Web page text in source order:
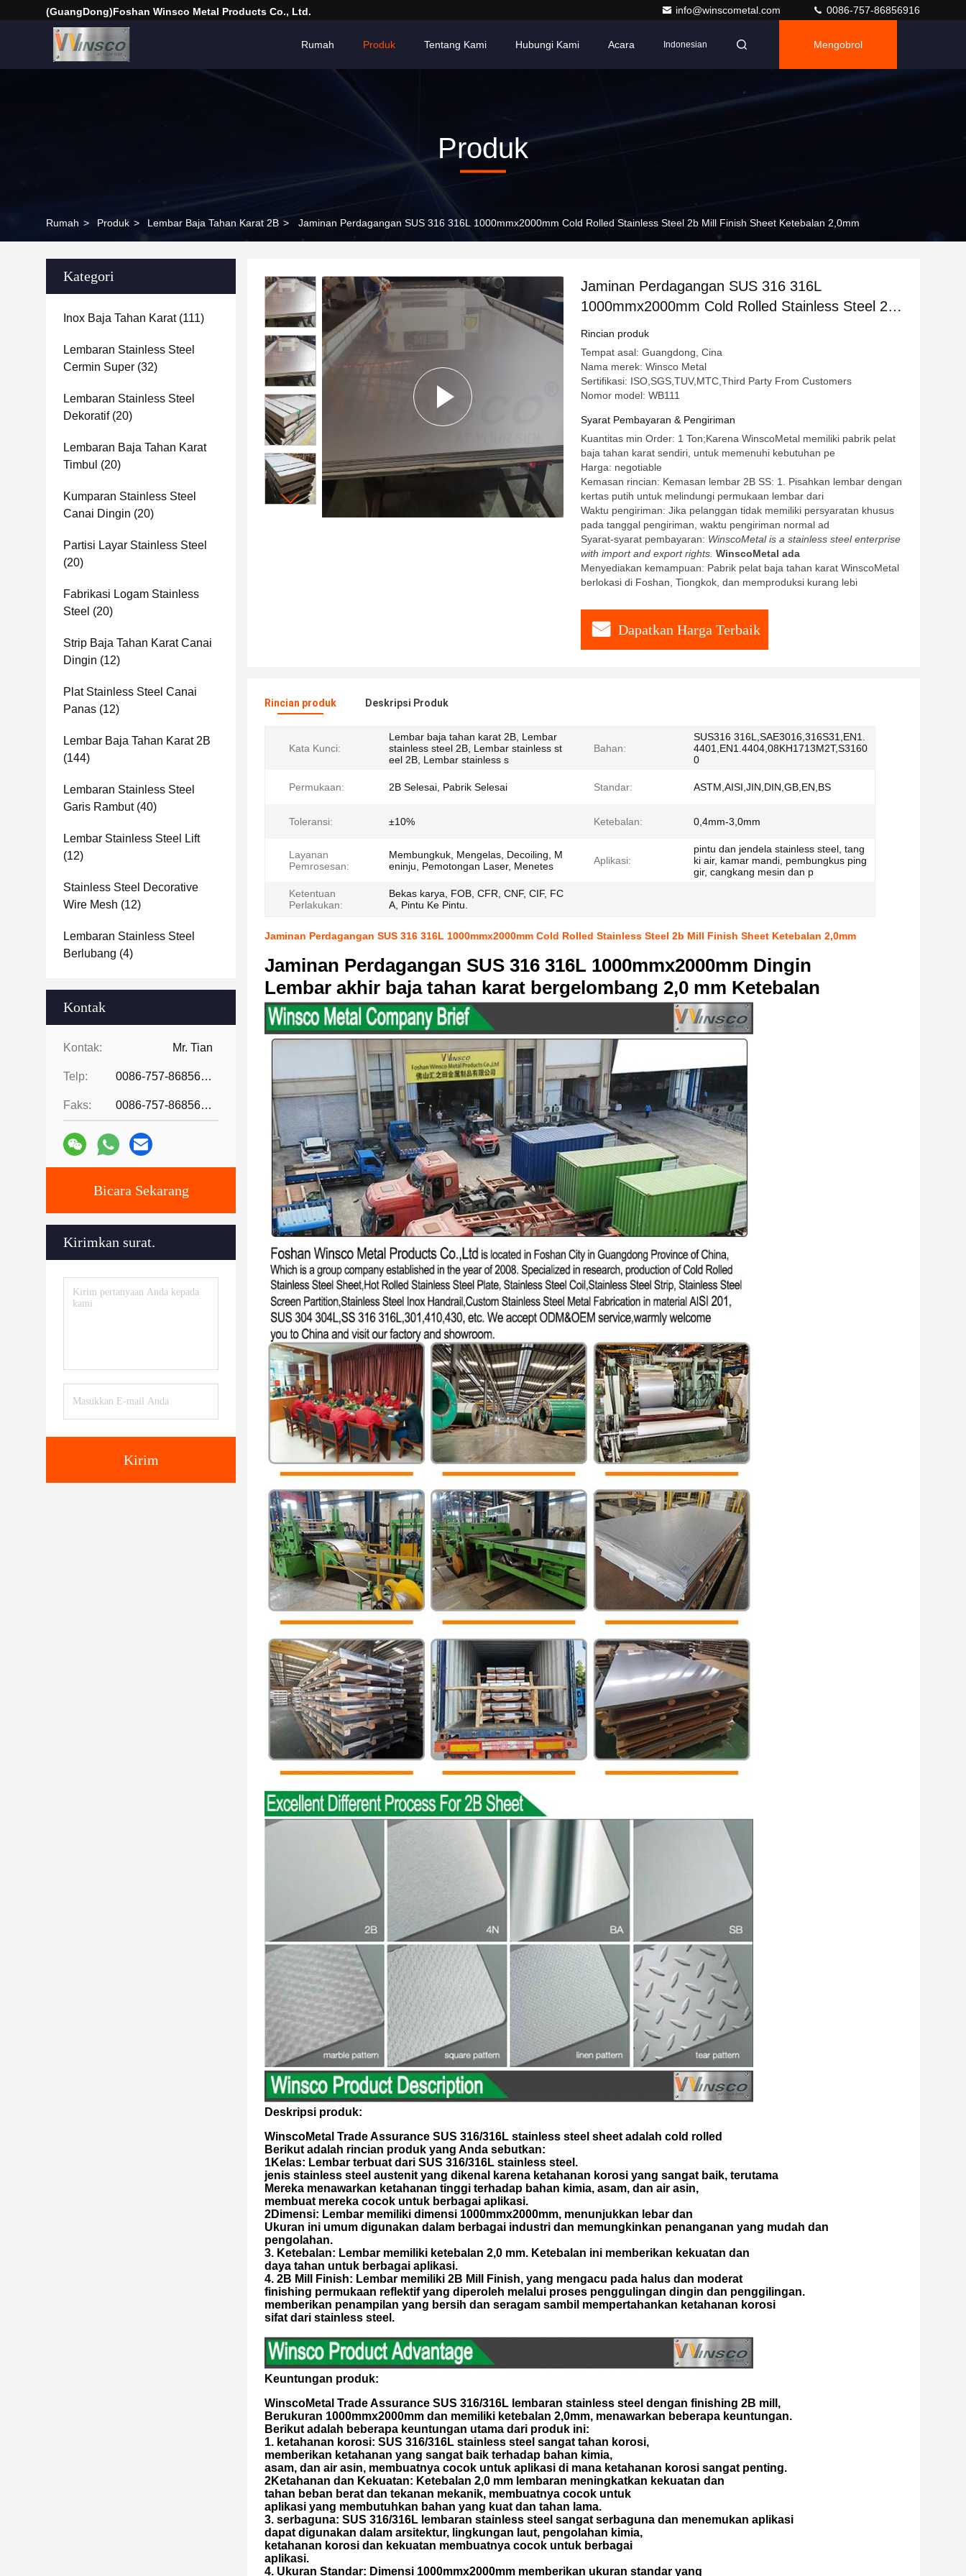
(GuangDong)Foshan Winsco Metal Products Co., Ltd. info@winscometal.com 0086-757-86856916
Rumah Produk Tentang Kami Hubungi Kami Acara Indonesian Mengobrol
Produk
Rumah > Produk > Lembar Baja Tahan Karat 2B > Jaminan Perdagangan SUS 316 316L 1000mmx2000mm Cold Rolled Stainless Steel 2b Mill Finish Sheet Ketebalan 2,0mm
Kategori
Inox Baja Tahan Karat(111)
Lembaran Stainless Steel
Cermin Super (32)
Lembaran Stainless Steel
Dekoratif(20)
Lembaran Baja Tahan Karat
Timbul (20)
Kumparan Stainless Steel
Canai Dingin (20)
Partisi Layar Stainless Steel
(20)
Fabrikasi Logam Stainless
Steel (20)
Strip Baja Tahan Karat Canai
Dingin (12)
Plat Stainless Steel Canai
Panas (12)
Lembar Baja Tahan Karat 2B
(144)
Lembaran Stainless Steel
Garis Rambut(40)
Lembar Stainless Steel Lift
(12)
Stainless Steel Decorative
Wire Mesh (12)
Lembaran Stainless Steel
Berlubang (4)
Kontak
Kontak: Mr. Tian
Telp: 0086-757-86856916
Faks: 0086-757-86856916
Bicara Sekarang
Kirimkan surat.
Kirim
Jaminan Perdagangan SUS 316 316L
1000mmx2000mm Cold Rolled Stainless Steel 2b
Mill Finish Sheet Ketebalan 2,0mm
Rincian produk
Tempat asal: Guangdong, Cina
Nama merek: Winsco Metal
Sertifikasi: ISO,SGS,TUV,MTC,Third Party From Customers
Nomor model: WB111
Syarat Pembayaran & Pengiriman
Kuantitas min Order: 1 Ton;Karena WinscoMetal memiliki pabrik pelat
baja tahan karat sendiri, untuk memenuhi kebutuhan pe
Harga: negotiable
Kemasan rincian: Kemasan lembar 2B SS: 1. Pisahkan lembar dengan
kertas putih untuk melindungi permukaan lembar dari
Waktu pengiriman: Jika pelanggan tidak memiliki persyaratan khusus
pada tanggal pengiriman, waktu pengiriman normal ad
Syarat-syarat pembayaran: WinscoMetal is a stainless steel enterprise
with import and export rights. WinscoMetal ada
Menyediakan kemampuan: Pabrik pelat baja tahan karat WinscoMetal
berlokasi di Foshan, Tiongkok, dan memproduksi kurang lebi
Dapatkan Harga Terbaik
Rincian produk Deskripsi Produk
Kata Kunci:
Lembar baja tahan karat 2B, Lembar
stainless steel 2B, Lembar stainless st
eel 2B, Lembar stainless s
Bahan:
SUS316 316L,SAE3016,316S31,EN1.
4401,EN1.4404,08KH1713M2T,S3160
0
Permukaan: 2B Selesai, Pabrik Selesai Standar: ASTM,AISI,JIN,DIN,GB,EN,BS
Toleransi: ±10% Ketebalan: 0,4mm-3,0mm
Layanan
Pemrosesan:
Membungkuk, Mengelas, Decoiling, M
eninju, Pemotongan Laser, Menetes
Aplikasi:
pintu dan jendela stainless steel, tang
ki air, kamar mandi, pembungkus ping
gir, cangkang mesin dan p
Ketentuan
Perlakukan:
Bekas karya, FOB, CFR, CNF, CIF, FC
A, Pintu Ke Pintu.
Jaminan Perdagangan SUS 316 316L 1000mmx2000mm Cold Rolled Stainless Steel 2b Mill Finish Sheet Ketebalan 2,0mm
Jaminan Perdagangan SUS 316 316L 1000mmx2000mm Dingin
Lembar akhir baja tahan karat bergelombang 2,0 mm Ketebalan
Deskripsi produk:
WinscoMetal Trade Assurance SUS 316/316L stainless steel sheet adalah cold rolled
Berikut adalah rincian produk yang Anda sebutkan:
1Kelas: Lembar terbuat dari SUS 316/316L stainless steel.
jenis stainless steel austenit yang dikenal karena ketahanan korosi yang sangat baik, terutama
Mereka menawarkan ketahanan tinggi terhadap bahan kimia, asam, dan air asin,
membuat mereka cocok untuk berbagai aplikasi.
2Dimensi: Lembar memiliki dimensi 1000mmx2000mm, menunjukkan lebar dan
Ukuran ini umum digunakan dalam berbagai industri dan memungkinkan penanganan yang mudah dan
pengolahan.
3. Ketebalan: Lembar memiliki ketebalan 2,0 mm. Ketebalan ini memberikan kekuatan dan
daya tahan untuk berbagai aplikasi.
4. 2B Mill Finish: Lembar memiliki 2B Mill Finish, yang mengacu pada halus dan moderat
finishing permukaan reflektif yang diperoleh melalui proses penggulingan dingin dan penggilingan.
memberikan penampilan yang bersih dan seragam sambil mempertahankan ketahanan korosi
sifat dari stainless steel.
Keuntungan produk:
WinscoMetal Trade Assurance SUS 316/316L lembaran stainless steel dengan finishing 2B mill,
Berukuran 1000mmx2000mm dan memiliki ketebalan 2,0mm, menawarkan beberapa keuntungan.
Berikut adalah beberapa keuntungan utama dari produk ini:
1. ketahanan korosi: SUS 316/316L stainless steel sangat tahan korosi,
memberikan ketahanan yang sangat baik terhadap bahan kimia,
asam, dan air asin, membuatnya cocok untuk aplikasi di mana ketahanan korosi sangat penting.
2Ketahanan dan Kekuatan: Ketebalan 2,0 mm lembaran meningkatkan kekuatan dan
tahan beban berat dan tekanan mekanik, membuatnya cocok untuk
aplikasi yang membutuhkan bahan yang kuat dan tahan lama.
3. serbaguna: SUS 316/316L lembaran stainless steel sangat serbaguna dan menemukan aplikasi
dapat digunakan dalam arsitektur, lingkungan laut, pengolahan kimia,
ketahanan korosi dan kekuatan membuatnya cocok untuk berbagai
aplikasi.
4. Ukuran Standar: Dimensi 1000mmx2000mm memberikan ukuran standar yang